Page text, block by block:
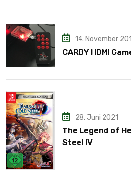
14. November
CARBY HDMI
28. Juni 2021
The Legend of
Steel IV